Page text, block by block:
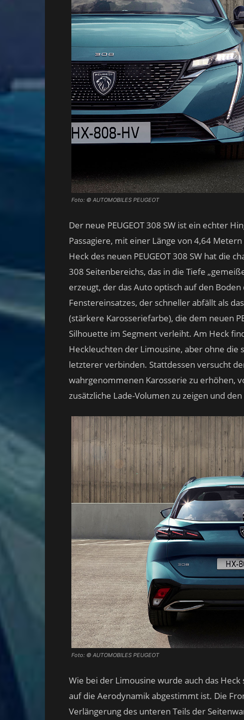
Foto: © AUTOMOBILES PEUGEOT
Der neue PEUGEOT 308 SW ist ein echter
Passagiere, mit einer Länge von 4,64
Heck des neuen PEUGEOT 308 SW hat die
308 Seitenbereichs, das in die Tiefe
erzeugt, der das Auto optisch auf den
Fenstereinsatzes, der schneller abfällt als
(stärkere Karosseriefarbe), die dem neuen
Silhouette im Segment verleiht. Am Heck
Heckleuchten der Limousine, aber ohne die
letzterer verbinden. Stattdessen versucht
wahrgenommenen Karosserie zu erhöhen,
zusätzliche Lade-Volumen zu zeigen und
Foto: © AUTOMOBILES PEUGEOT
Wie bei der Limousine wurde auch das
auf die Aerodynamik abgestimmt ist. Die
Verlängerung des unteren Teils der